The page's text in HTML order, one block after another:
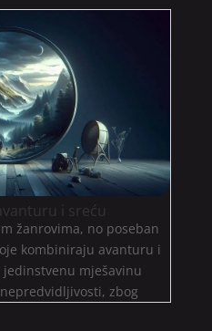
i sreću
žanrovima, no poseban
kombiniraju avanturu i
mješavinu
zbog